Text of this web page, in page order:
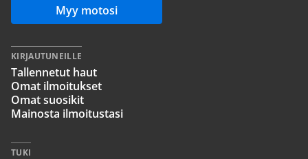
Myy motosi
KIRJAUTUNEILLE
Tallennetut haut
Omat ilmoitukset
Omat suosikit
Mainosta ilmoitustasi
TUKI